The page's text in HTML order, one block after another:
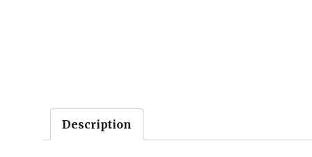
Description